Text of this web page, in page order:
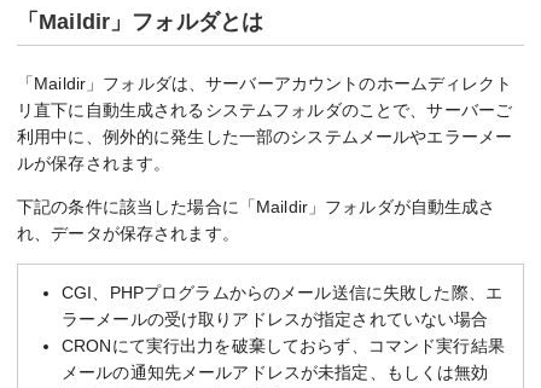
「Maildir」フォルダとは
「Maildir」フォルダは、サーバーアカウントのホームディレクト
リ直下に自動生成されるシステムフォルダのことで、サーバーご
利用中に、例外的に発生した一部のシステムメールやエラーメー
ルが保存されます。
下記の条件に該当した場合に「Maildir」フォルダが自動生成さ
れ、データが保存されます。
CGI、PHPプログラムからのメール送信に失敗した際、エ
ラーメールの受け取りアドレスが指定されていない場合
CRONにて実行出力を破棄しておらず、コマンド実行結果
メールの通知先メールアドレスが未指定、もしくは無効